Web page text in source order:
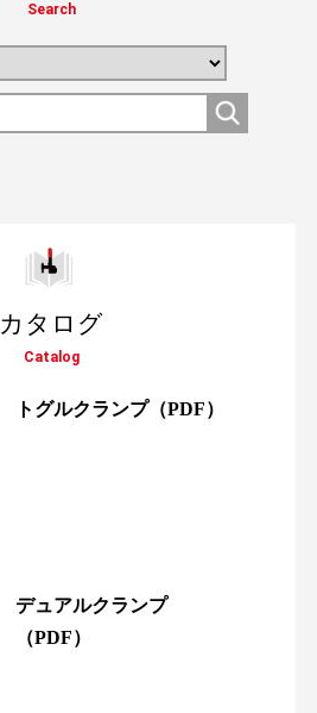
Search
カタログ
Catalog
トグルクランプ（PDF）
デュアルクランプ
（PDF）